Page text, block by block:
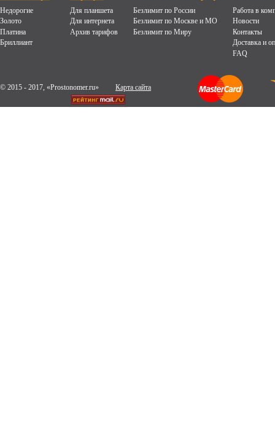
Недорогие
Золото
Платина
Бриллиант
Для планшета
Для интернета
Архив тарифов
Безлимит по России
Безлимит по Москве и МО
Безлимит по Миру
Работа в
Новости
Контакты
Доставка и
FAQ
© 2015 - 2017, «Prostonomer.ru» Карта сайта